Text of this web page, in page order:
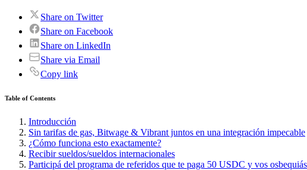
Share on Twitter
Share on Facebook
Share on LinkedIn
Share via Email
Copy link
Table of Contents
Introducción
Sin tarifas de gas, Bitwage & Vibrant juntos en una integración impecable
¿Cómo funciona esto exactamente?
Recibir sueldos/sueldos internacionales
Participá del programa de referidos que te paga 50 USDC y vos